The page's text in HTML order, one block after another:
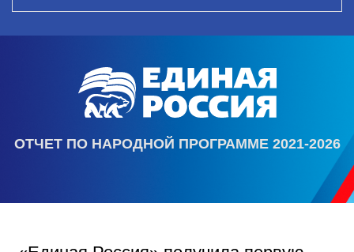
ОТЧЕТ ПО НАРОДНОЙ ПРОГРАММЕ 2021-2026